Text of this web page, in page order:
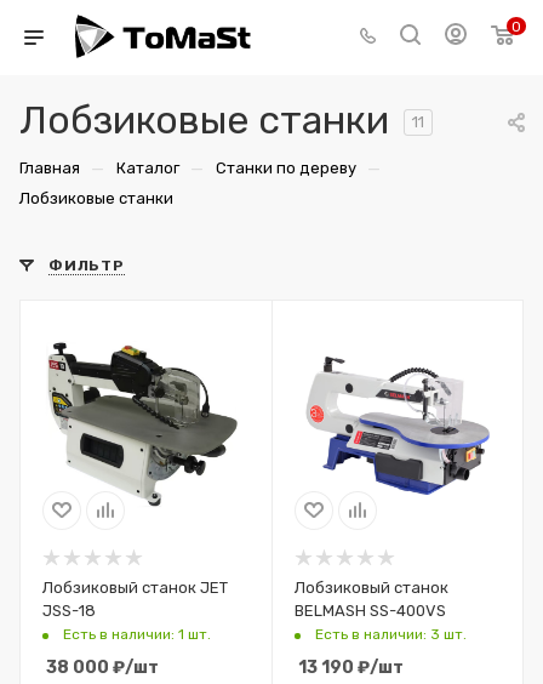
0
Лобзиковые станки 11
Главная — Каталог — Станки по дереву —
Лобзиковые станки
ФИЛЬТР
Лобзиковый станок JET
JSS-18
Есть в наличии: 1 шт.
38 000 ₽/шт
Лобзиковый станок
BELMASH SS-400VS
Есть в наличии: 3 шт.
13 190 ₽/шт